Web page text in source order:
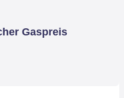
Gaspreis